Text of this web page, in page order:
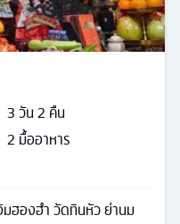
3วัน2 คืน
2 มื้ออาหาร
ฮองฮำ วัดทินหัว ย่านม